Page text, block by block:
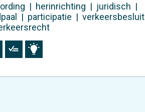
| herinrichting | juridisch |
| participatie | verkeersbesluit